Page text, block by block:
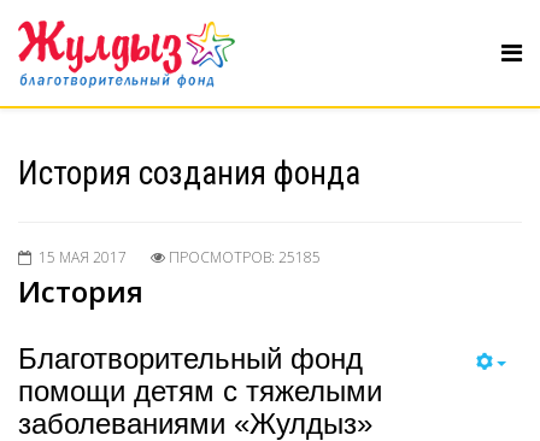
История создания фонда
15 МАЯ 2017 ПРОСМОТРОВ: 25185
История
Благотворительный фонд
помощи детям с тяжелыми
заболеваниями «Жулдыз»